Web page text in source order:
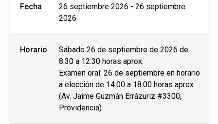
Fecha
26 septiembre 2026 - 26 septiembre
2026
Horario
Sábado 26 de septiembre de 2026 de
8:30 a 12:30 horas aprox.
Examen oral: 26 de septiembre en horario
a elección de 14:00 a 18:00 horas aprox.
(Av. Jaime Guzmán Errázuriz #3300,
Providencia)